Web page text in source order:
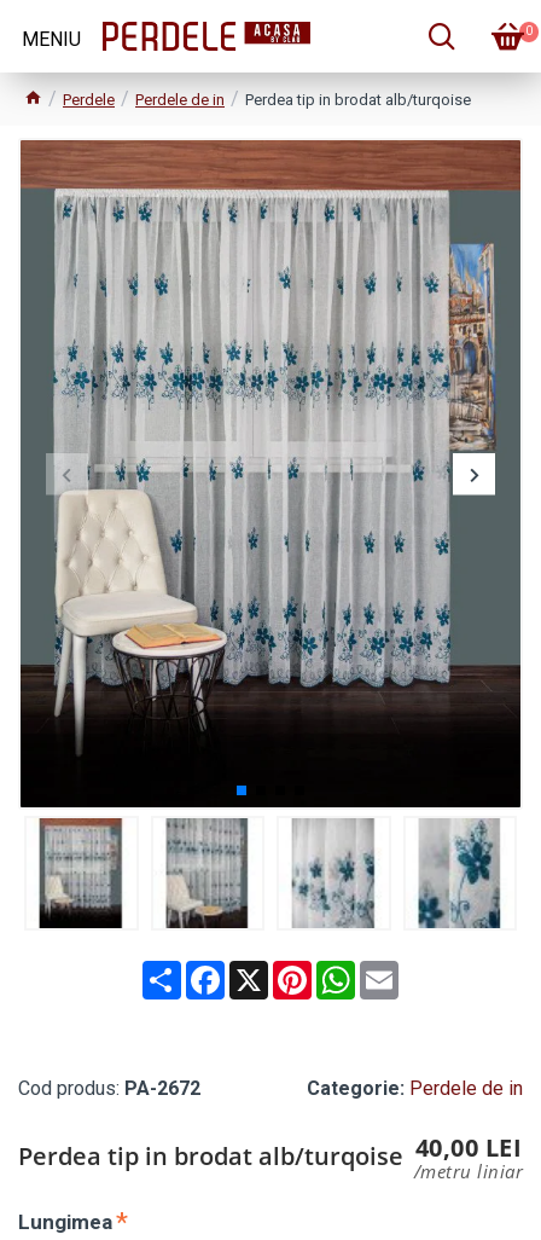
0
Perdele Perdele de in Perdea tip in brodat alb/turqoise
ShareFacebook
X PinterestWhatsApp
Email
Cod produs: PA-2672 Categorie: Perdele de in
Perdea tip in brodat alb/turqoise 40,00 LEI
/metru liniar
Lungimea